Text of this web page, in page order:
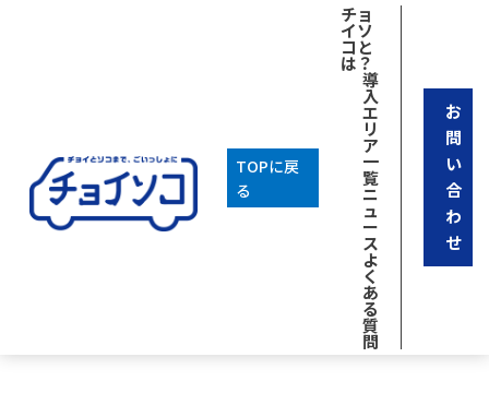
TOPに戻
る
チョ
イソ
コと
は？
導
入
エ
リ
ア
一
覧
ニ
ュ
ー
ス
よ
く
あ
る
質
問
お
問
い
合
わ
せ